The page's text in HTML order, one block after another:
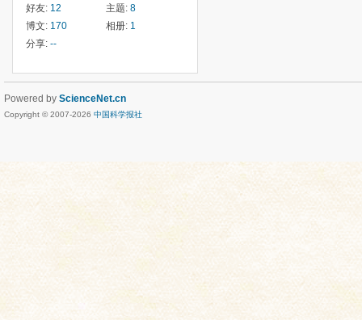
好友: 12 主题: 8
博文: 170 相册: 1
分享: --
Powered by ScienceNet.cn
Copyright © 2007-2026 中国科学报社